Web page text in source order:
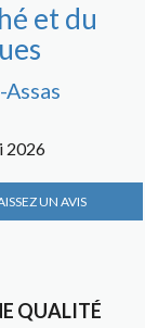
et du
2026
UN AVIS
QUALITÉ